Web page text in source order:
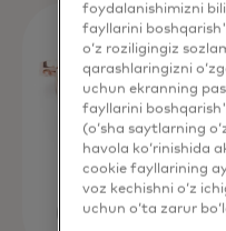
foydalanishimizni
fayllarini
o‘z roziligingiz
qarashlaringizni
uchun ekranning
fayllarini
(o‘sha saytlarning
havola ko‘rinishida
cookie fayllarining
voz kechishni o‘z
uchun o‘ta zarur